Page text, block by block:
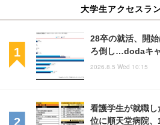
大学生アクセスラ
28卒の就活、開
ろ倒し…dodaキ
2026.8.5 Wed 10:15
看護学生が就職
位に順天堂病院、